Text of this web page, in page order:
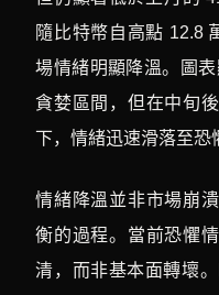
隨比特幣自高點 12.8
場情緒明顯降溫。圖
貪婪區間，但在中旬
下，情緒迅速滑落至恐
情緒降溫並非市場崩
衡的過程。當前恐懼
清，而非基本面轉壞